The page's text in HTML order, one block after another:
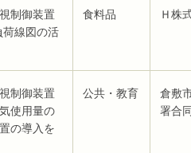
制御装置
線図の活
食料品 Ｈ株
制御装置
使用量の
の導入を
公共・教育
倉敷
署合